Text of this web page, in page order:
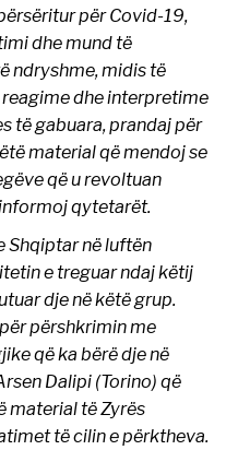
për Covid-19,
dhe mund të
ndryshme, midis të
dhe interpretime
të gabuara, prandaj për
material që mendoj se
që u revoltuan
qytetarët.
Shqiptar në luftën
e treguar ndaj këtij
dje në këtë grup.
përshkrimin me
që ka bërë dje në
Dalipi (Torino) që
material të Zyrës
të cilin e përktheva.